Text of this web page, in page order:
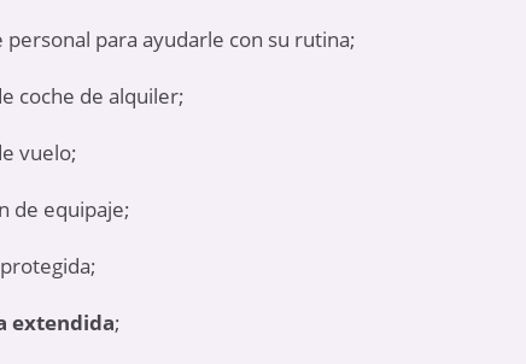
personal para ayudarle con su rutina;
coche de alquiler;
vuelo;
de equipaje;
extendida;